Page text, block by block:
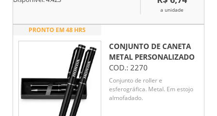
a unidade
PRONTO EM 48 HRS
CONJUNTO DE CANETA
METAL PERSONALIZADO
COD.: 2270
Conjunto de roller e
esferográfica. Metal. Em estojo
almofadado.